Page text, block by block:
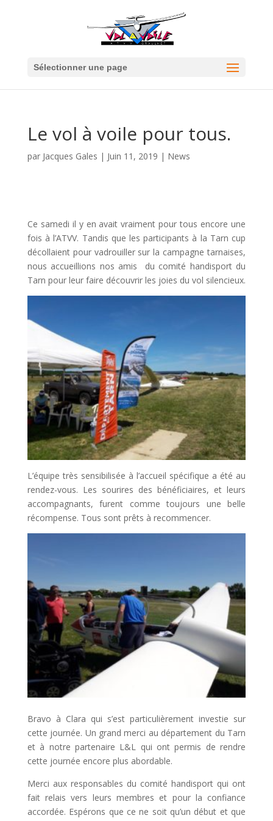
Sélectionner une page
Le vol à voile pour tous.
par Jacques Gales | Juin 11, 2019 | News
Ce samedi il y en avait vraiment pour tous encore une
fois à l’ATVV. Tandis que les participants à la Tarn cup
décollaient pour vadrouiller sur la campagne tarnaises,
nous accueillions nos amis du comité handisport du
Tarn pour leur faire découvrir les joies du vol silencieux.
L’équipe très sensibilisée à l’accueil spécifique a été au
rendez-vous. Les sourires des bénéficiaires, et leurs
accompagnants, furent comme toujours une belle
récompense. Tous sont prêts à recommencer.
Bravo à Clara qui s’est particulièrement investie sur
cette journée. Un grand merci au département du Tarn
et à notre partenaire L&L qui ont permis de rendre
cette journée encore plus abordable.
Merci aux responsables du comité handisport qui ont
fait relais vers leurs membres et pour la confiance
accordée. Espérons que ce ne soit qu’un début et que